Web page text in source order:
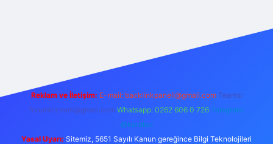
m elexbet
Reklam ve İletişim: E-mail: backlinkpaneli@gmail.com Teams:
forumhizmeti@gmail.com Whatsapp: 0262 606 0 726 Telegram:
@karabul
Yasal Uyarı: Sitemiz, 5651 Sayılı Kanun gereğince Bilgi Teknolojileri